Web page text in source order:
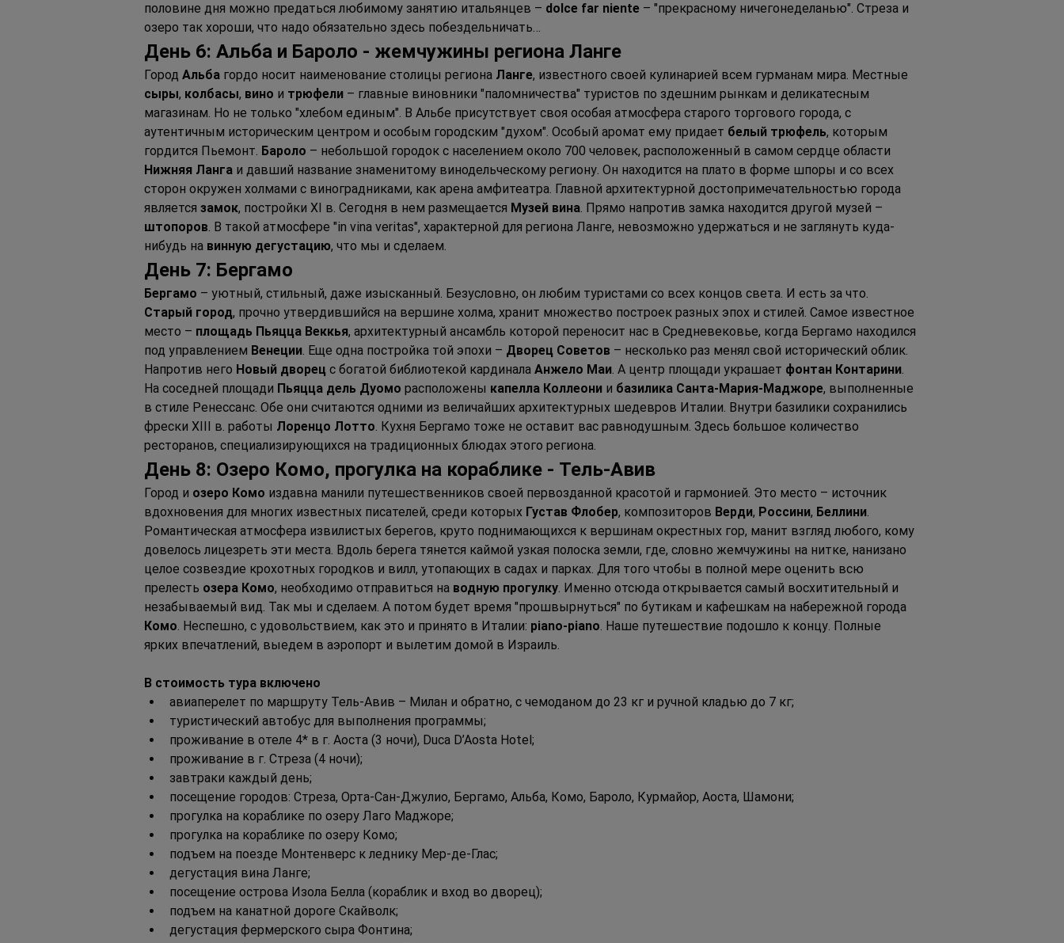
половине дня можно предаться любимому занятию итальянцев – dolce far niente – "прекрасному ничегонеделанью". Стреза и
озеро так хороши, что надо обязательно здесь побездельничать…
День 6: Альба и Бароло - жемчужины региона Ланге
Город Альба гордо носит наименование столицы региона Ланге, известного своей кулинарией всем гурманам мира. Местные
сыры, колбасы, вино и трюфели – главные виновники "паломничества" туристов по здешним рынкам и деликатесным
магазинам. Но не только "хлебом единым". В Альбе присутствует своя особая атмосфера старого торгового города, с
аутентичным историческим центром и особым городским "духом". Особый аромат ему придает белый трюфель, которым
гордится Пьемонт. Бароло – небольшой городок с населением около 700 человек, расположенный в самом сердце области
Нижняя Ланга и давший название знаменитому винодельческому региону. Он находится на плато в форме шпоры и со всех
сторон окружен холмами с виноградниками, как арена амфитеатра. Главной архитектурной достопримечательностью города
является замок, постройки XI в. Сегодня в нем размещается Музей вина. Прямо напротив замка находится другой музей –
штопоров. В такой атмосфере "in vina veritas", характерной для региона Ланге, невозможно удержаться и не заглянуть куда-
нибудь на винную дегустацию, что мы и сделаем.
День 7: Бергамо
Бергамо – уютный, стильный, даже изысканный. Безусловно, он любим туристами со всех концов света. И есть за что.
Старый город, прочно утвердившийся на вершине холма, хранит множество построек разных эпох и стилей. Самое известное
место – площадь Пьяцца Веккья, архитектурный ансамбль которой переносит нас в Средневековье, когда Бергамо находился
под управлением Венеции. Еще одна постройка той эпохи – Дворец Советов – несколько раз менял свой исторический облик.
Напротив него Новый дворец с богатой библиотекой кардинала Анжело Маи. А центр площади украшает фонтан Контарини.
На соседней площади Пьяцца дель Дуомо расположены капелла Коллеони и базилика Санта-Мария-Маджоре, выполненные
в стиле Ренессанс. Обе они считаются одними из величайших архитектурных шедевров Италии. Внутри базилики сохранились
фрески XIII в. работы Лоренцо Лотто. Кухня Бергамо тоже не оставит вас равнодушным. Здесь большое количество
ресторанов, специализирующихся на традиционных блюдах этого региона.
День 8: Озеро Комо, прогулка на кораблике - Тель-Авив
Город и озеро Комо издавна манили путешественников своей первозданной красотой и гармонией. Это место – источник
вдохновения для многих известных писателей, среди которых Густав Флобер, композиторов Верди, Россини, Беллини.
Романтическая атмосфера извилистых берегов, круто поднимающихся к вершинам окрестных гор, манит взгляд любого, кому
довелось лицезреть эти места. Вдоль берега тянется каймой узкая полоска земли, где, словно жемчужины на нитке, нанизано
целое созвездие крохотных городков и вилл, утопающих в садах и парках. Для того чтобы в полной мере оценить всю
прелесть озера Комо, необходимо отправиться на водную прогулку. Именно отсюда открывается самый восхитительный и
незабываемый вид. Так мы и сделаем. А потом будет время "прошвырнуться" по бутикам и кафешкам на набережной города
Комо. Неспешно, с удовольствием, как это и принято в Италии: piano-piano. Наше путешествие подошло к концу. Полные
ярких впечатлений, выедем в аэропорт и вылетим домой в Израиль.
В стоимость тура включено
авиаперелет по маршруту Тель-Авив – Милан и обратно, с чемоданом до 23 кг и ручной кладью до 7 кг;
туристический автобус для выполнения программы;
проживание в отеле 4* в г. Аоста (3 ночи), Duca D’Aosta Hotel;
проживание в г. Стреза (4 ночи);
завтраки каждый день;
посещение городов: Стреза, Орта-Сан-Джулио, Бергамо, Альба, Комо, Бароло, Курмайор, Аоста, Шамони;
прогулка на кораблике по озеру Лаго Маджоре;
прогулка на кораблике по озеру Комо;
подъем на поезде Монтенверс к леднику Мер-де-Глас;
дегустация вина Ланге;
посещение острова Изола Белла (кораблик и вход во дворец);
подъем на канатной дороге Скайволк;
дегустация фермерского сыра Фонтина;